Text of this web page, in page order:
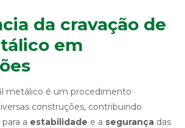
da cravação de
em
metálico é um procedimento
construções, contribuindo
a estabilidade e a segurança das